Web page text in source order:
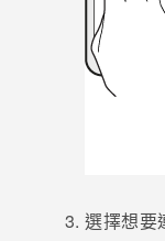
選擇想要